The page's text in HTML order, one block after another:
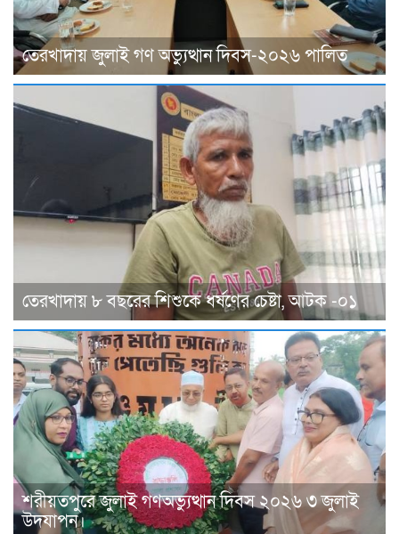
তেরখাদায় জুলাই গণ অভ্যুত্থান দিবস-২০২৬ পালিত
তেরখাদায় ৮ বছরের শিশুকে ধর্ষণের চেষ্টা, আটক -০১
শরীয়তপুরে জুলাই গণঅভ্যুত্থান দিবস ২০২৬ ৩ জুলাই
উদযাপন।